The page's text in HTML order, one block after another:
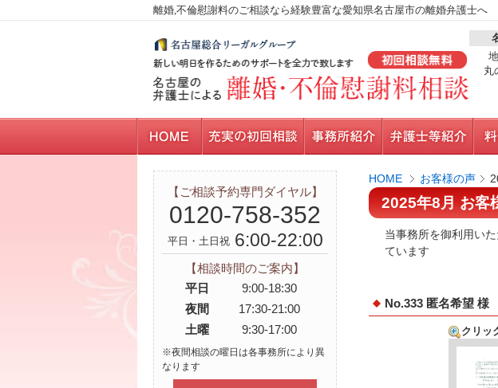
離婚,不倫慰謝料のご相談なら経験豊富な愛知県名古屋市の離婚弁護士へ
丸
HOME お客様の声
2025年8月 お客
当事務所を御利用い
ています
No.333 匿名希望 様
クリッ
【ご相談予約専門ダイヤル】
0120-758-352
平日・土日祝6:00-22:00
【相談時間のご案内】
平日
9:00-18:30
夜間
17:30-21:00
土曜
9:30-17:00
※夜間相談の曜日は各事務所により異
なります